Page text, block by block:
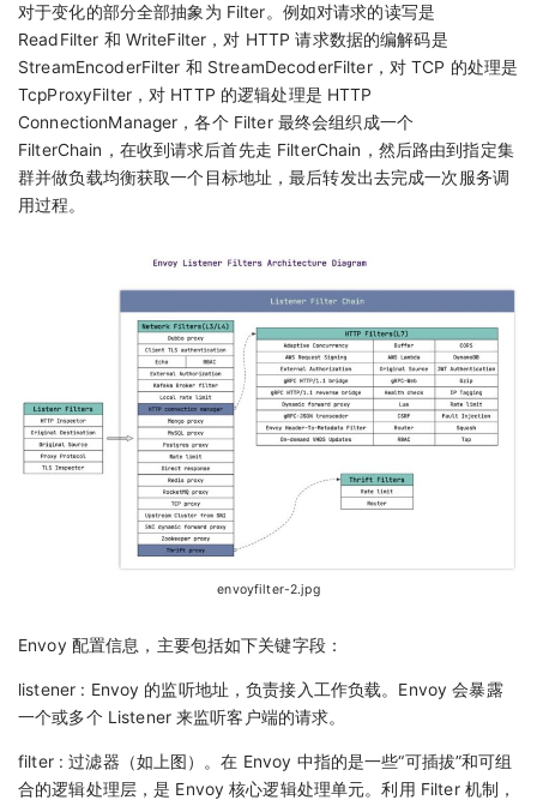
对于变化的部分全部抽象为 Filter。例如对请求的读写是
ReadFilter 和 WriteFilter，对 HTTP 请求数据的编解码是
StreamEncoderFilter 和 StreamDecoderFilter，对 TCP 的处理是
TcpProxyFilter，对 HTTP 的逻辑处理是 HTTP
ConnectionManager，各个 Filter 最终会组织成一个
FilterChain，在收到请求后首先走 FilterChain，然后路由到指定集
群并做负载均衡获取一个目标地址，最后转发出去完成一次服务调
用过程。
envoyfilter-2.jpg
Envoy 配置信息，主要包括如下关键字段：
listener : Envoy 的监听地址，负责接入工作负载。Envoy 会暴露
一个或多个 Listener 来监听客户端的请求。
filter : 过滤器（如上图）。在 Envoy 中指的是一些“可插拔”和可组
合的逻辑处理层，是 Envoy 核心逻辑处理单元。利用 Filter 机制，